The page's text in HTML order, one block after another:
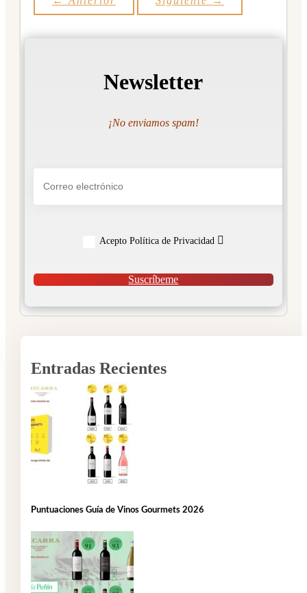
Newsletter
¡No enviamos spam!
Acepto Política de Privacidad
Suscríbeme
Entradas Recientes
Puntuaciones Guía de Vinos Gourmets 2026